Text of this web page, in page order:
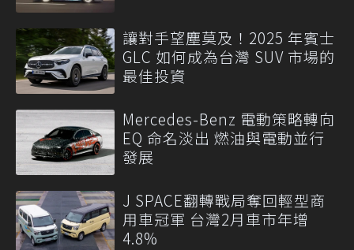
讓對手望塵莫及！2025 年賓士
GLC 如何成為台灣 SUV 市場的
最佳投資
Mercedes-Benz 電動策略轉向
EQ 命名淡出 燃油與電動並行
發展
J SPACE翻轉戰局奪回輕型商
用車冠軍 台灣2月車市年增
4.8%